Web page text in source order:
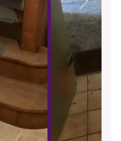
Suivant